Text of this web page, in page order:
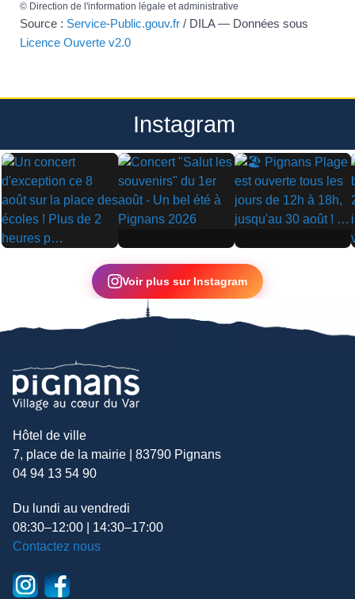
© Direction de l'information légale et administrative
Source : Service-Public.gouv.fr / DILA — Données sous
Licence Ouverte v2.0
Instagram
▶
▶ ▶
Voir plus sur Instagram
Hôtel de ville
7, place de la mairie | 83790 Pignans
04 94 13 54 90
Du lundi au vendredi
08:30–12:00 | 14:30–17:00
Contactez nous